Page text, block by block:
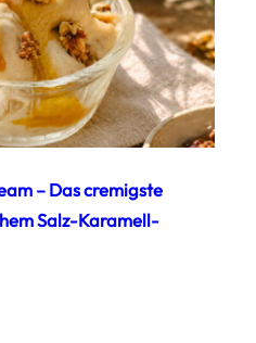
– Das cremigste
Salz-Karamell-